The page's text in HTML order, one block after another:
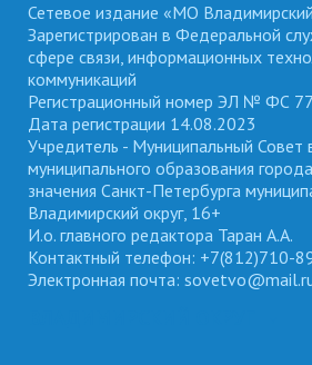
Сетевое издание «МО Владимирский
Зарегистрирован в Федеральной
сфере связи, информационных
коммуникаций
Регистрационный номер ЭЛ № ФС
Дата регистрации 14.08.2023
Учредитель - Муниципальный Совет
муниципального образования
значения Санкт-Петербурга
Владимирский округ, 16+
И.о. главного редактора Таран А.А.
Контактный телефон: +7(812)710-
Электронная почта: